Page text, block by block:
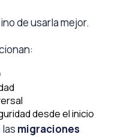
de usarla mejor.
desde el inicio
migraciones